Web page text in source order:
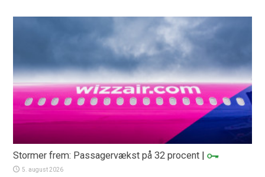
Stormer frem: Passagervækst på 32 procent |
5. august 2026